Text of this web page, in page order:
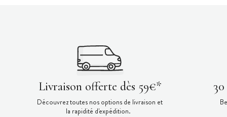
Livraison offerte dès 59€*
Découvrez toutes nos options de livraison et
la rapidité d'expédition.